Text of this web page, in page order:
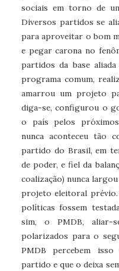
sociais em torno de
Diversos partidos se
para aproveitar o bom
e pegar carona no
partidos da base
programa comum,
amarrou um projeto
diga-se, configurou o
o país pelos
nunca aconteceu tão
partido do Brasil, em
de poder, e fiel da
coalização) nunca
projeto eleitoral prévio.
políticas fossem
sim, o PMDB, aliar-
polarizados para o
PMDB percebem
partido e que o deixa